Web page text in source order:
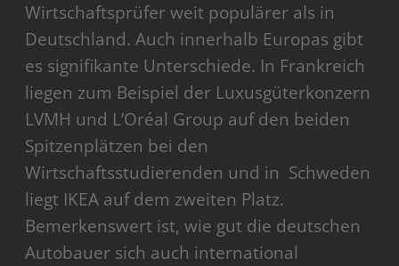
Wirtschaftsprüfer weit populärer als in
Deutschland. Auch innerhalb Europas gibt
es signifikante Unterschiede. In Frankreich
liegen zum Beispiel der Luxusgüterkonzern
LVMH und L’Oréal Group auf den beiden
Spitzenplätzen bei den
Wirtschaftsstudierenden und in Schweden
liegt IKEA auf dem zweiten Platz.
Bemerkenswert ist, wie gut die deutschen
Autobauer sich auch international